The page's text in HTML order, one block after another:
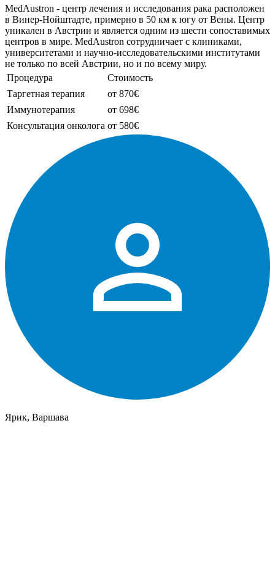
MedAustron - центр лечения и исследования рака расположен
в Винер-Нойштадте, примерно в 50 км к югу от Вены. Центр
уникален в Австрии и является одним из шести сопоставимых
центров в мире. MedAustron сотрудничает с клиниками,
университетами и научно-исследовательскими институтами
не только по всей Австрии, но и по всему миру.
Процедура
Стоимость
Таргетная терапия
от 870€
Иммунотерапия
от 698€
Консультация онколога от 580€
Ярик, Варшава